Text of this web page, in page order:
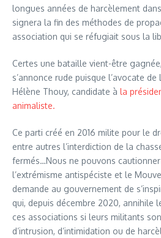
longues années de harcèlement
signera la fin des méthodes de
association qui se réfugiait sous la
Certes une bataille vient-être
s’annonce rude puisque l’avocate de
Hélène Thouy, candidate à la
animaliste.
Ce parti créé en 2016 milite pour le
entre autres l’interdiction de la
fermés…Nous ne pouvons
l’extrémisme antispéciste et le
demande au gouvernement de
qui, depuis décembre 2020, annihile
ces associations si leurs militants
d’intrusion, d’intimidation ou de